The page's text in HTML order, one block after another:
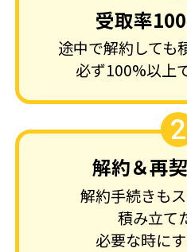
受取率
途中で解約しても
必ず100%以上
2
解約＆再
解約手続きも
積み立て
必要な時に